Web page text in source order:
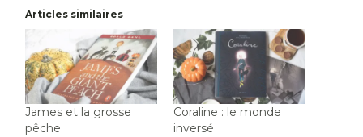
Articles similaires
James et la grosse
pêche
Coraline : le monde
inversé